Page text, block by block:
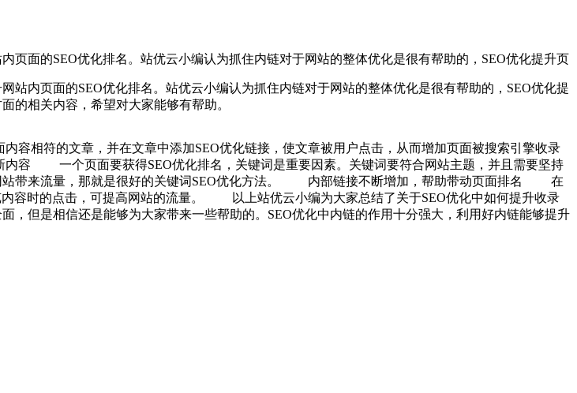
面的SEO优化排名。站优云小编认为抓住内链对于网站的整体优化是很有帮助的，SEO优化提升页
内页面的SEO优化排名。站优云小编认为抓住内链对于网站的整体优化是很有帮助的，SEO优化提
的相关内容，希望对大家能够有帮助。
符的文章，并在文章中添加SEO优化链接，使文章被用户点击，从而增加页面被搜索引擎收录
容 一个页面要获得SEO优化排名，关键词是重要因素。关键词要符合网站主题，并且需要坚持
站带来流量，那就是很好的关键词SEO优化方法。 内部链接不断增加，帮助带动页面排名 在
内容时的点击，可提高网站的流量。 以上站优云小编为大家总结了关于SEO优化中如何提升收录
但是相信还是能够为大家带来一些帮助的。SEO优化中内链的作用十分强大，利用好内链能够提升